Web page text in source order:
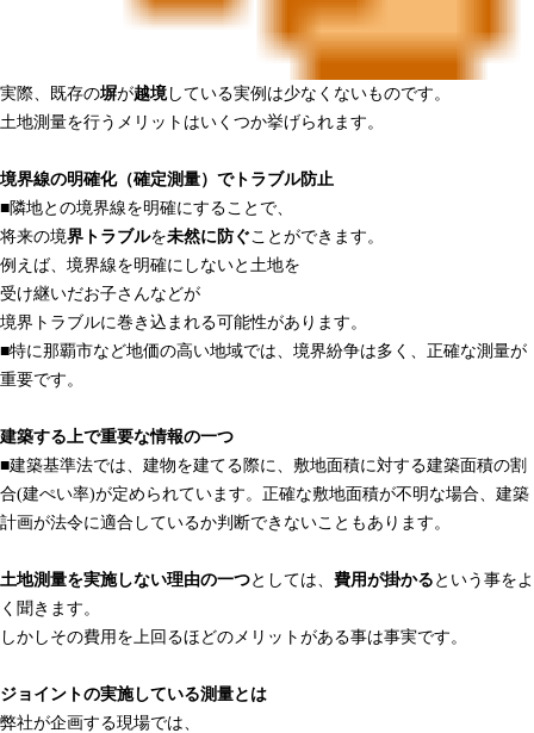
実際、既存の塀が越境している実例は少なくないものです。
土地測量を行うメリットはいくつか挙げられます。
境界線の明確化（確定測量）でトラブル防止
■隣地との境界線を明確にすることで、
将来の境界トラブルを未然に防ぐ ことができます。
例えば、境界線を明確にしないと土地を
受け継いだお子さんなどが
境界トラブルに巻き込まれる可能性があります。
■特に那覇市など地価の高い地域では、境界紛争は多く、正確な測量が
重要です。
建築する上で重要な情報の一つ
■建築基準法では、建物を建てる際に、敷地面積に対する建築面積の割
合(建ぺい率)が定められています。正確な敷地面積が不明な場合、建築
計画が法令に適合しているか判断できないこともあります。
土地測量を実施しない理由の一つとしては、 費用が掛かる という事をよ
く聞きます。
しかしその費用を上回るほどのメリットがある事は事実です。
ジョイントの実施している測量とは
弊社が企画する現場では、